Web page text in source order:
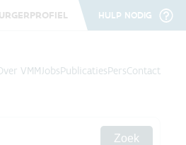
HULP NODIG
VMMJobsPublicatiesPersContact
Zoek